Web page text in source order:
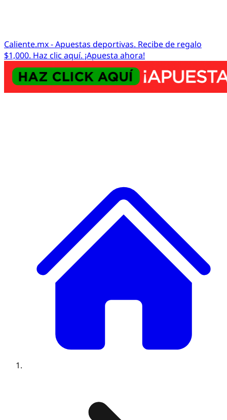
Caliente.mx - Apuestas deportivas. Recibe de regalo
$1,000. Haz clic aquí. ¡Apuesta ahora!